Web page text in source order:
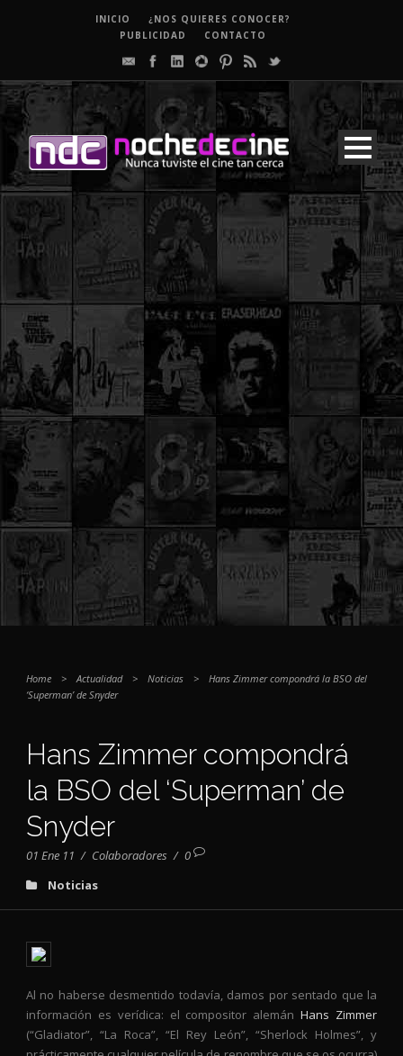
INICIO
¿NOS QUIERES CONOCER?
PUBLICIDAD
CONTACTO
Home > Actualidad > Noticias >
Hans Zimmer compondrá la BSO del
‘Superman’ de Snyder
Hans Zimmer compondrá
la BSO del ‘Superman’ de
Snyder
01 Ene 11 / Colaboradores / 0
Noticias
Al no haberse desmentido todavía, damos por sentado que la
información es verídica: el compositor alemánHans Zimmer
(“Gladiator”, “La Roca”, “El Rey León”, “Sherlock Holmes”, y